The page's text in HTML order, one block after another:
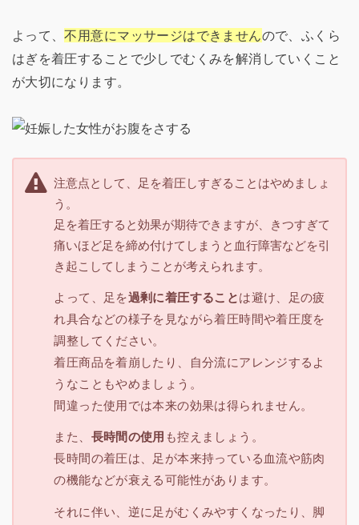
よって、不用意にマッサージはできませんので、ふくら
はぎを着圧することで少しでむくみを解消していくこと
が大切になります。
注意点として、足を着圧しすぎることはやめましょ
う。
足を着圧すると効果が期待できますが、きつすぎて
痛いほど足を締め付けてしまうと血行障害などを引
き起こしてしまうことが考えられます。
よって、足を過剰に着圧することは避け、足の疲
れ具合などの様子を見ながら着圧時間や着圧度を
調整してください。
着圧商品を着崩したり、自分流にアレンジするよ
うなこともやめましょう。
間違った使用では本来の効果は得られません。
また、 長時間の使用 も控えましょう。
長時間の着圧は、足が本来持っている血流や筋肉
の機能などが衰える可能性があります。
それに伴い、逆に足がむくみやすくなったり、脚